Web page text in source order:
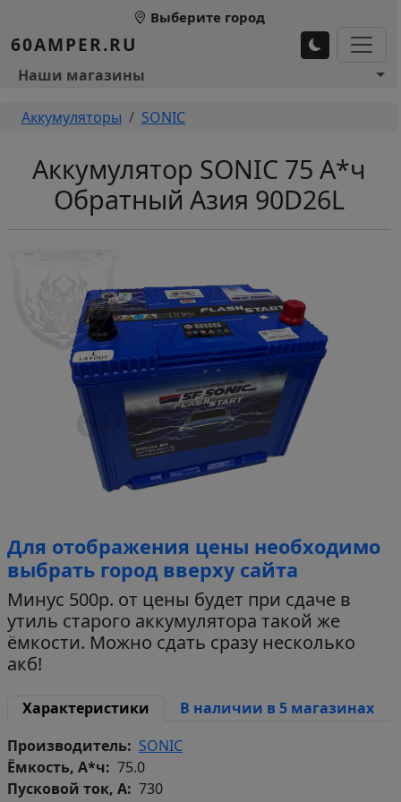
Перейти к основному содержанию
Выберите город
60AMPER.RU
Основное меню 1
Наши магазины
Строка навигации
Аккумуляторы SONIC
Аккумулятор SONIC 75 А*ч
Обратный Азия 90D26L
Для отображения цены необходимо
выбрать город вверху сайта
Минус 500р. от цены будет при сдаче в
утиль старого аккумулятора такой же
ёмкости. Можно сдать сразу несколько
акб!
Характеристики
В наличии в 5 магазинах
Производитель
SONIC
Ёмкость, А*ч
75.0
Пусковой ток, А 730